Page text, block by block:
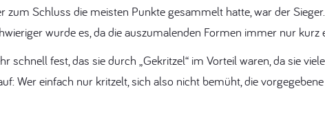
zum Schluss die meisten Punkte gesammelt hatte, war der
wurde es, da die auszumalenden Formen immer nur
schnell fest, das sie durch „Gekritzel“ im Vorteil waren, da sie
Wer einfach nur kritzelt, sich also nicht bemüht, die